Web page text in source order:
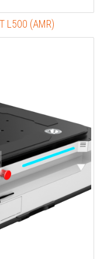
L500 (AMR)